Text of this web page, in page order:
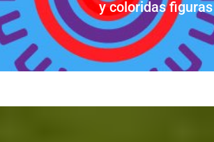
y coloridas figuras